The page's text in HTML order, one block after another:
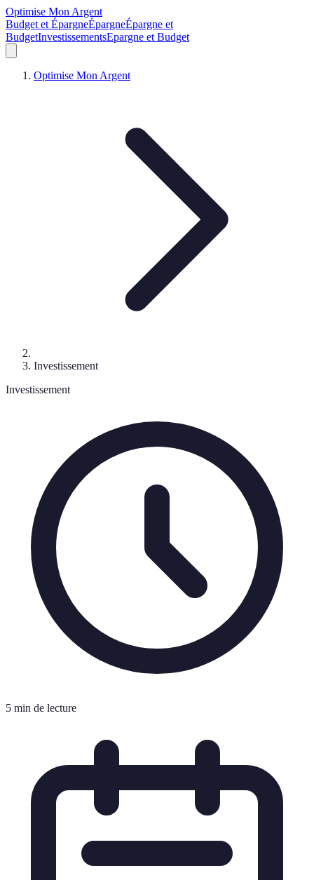
Optimise Mon Argent
Budget et ÉpargneÉpargneÉpargne et
BudgetInvestissementsEpargne et Budget
Optimise Mon Argent
Investissement
Investissement
5 min de lecture